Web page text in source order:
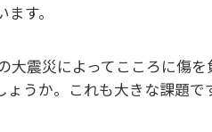
す。
大震災によってこころに傷を
うか。これも大きな課題で